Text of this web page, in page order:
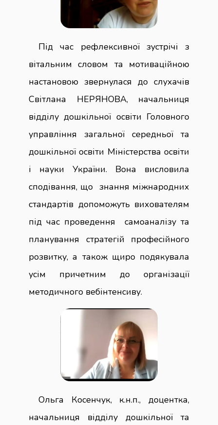
Під час рефлексивної зустрічі з
вітальним словом та мотиваційною
настановою звернулася до слухачів
Світлана НЕРЯНОВА, начальниця
відділу дошкільної освіти Головного
управління загальної середньої та
дошкільної освіти Міністерства освіти
і науки України. Вона висловила
сподівання, що знання міжнародних
стандартів допоможуть вихователям
під час проведення самоаналізу та
планування стратегій професійного
розвитку, а також щиро подякувала
усім причетним до організації
методичного вебінтенсиву.
Ольга Косенчук, к.н.п., доцентка,
начальниця відділу дошкільної та